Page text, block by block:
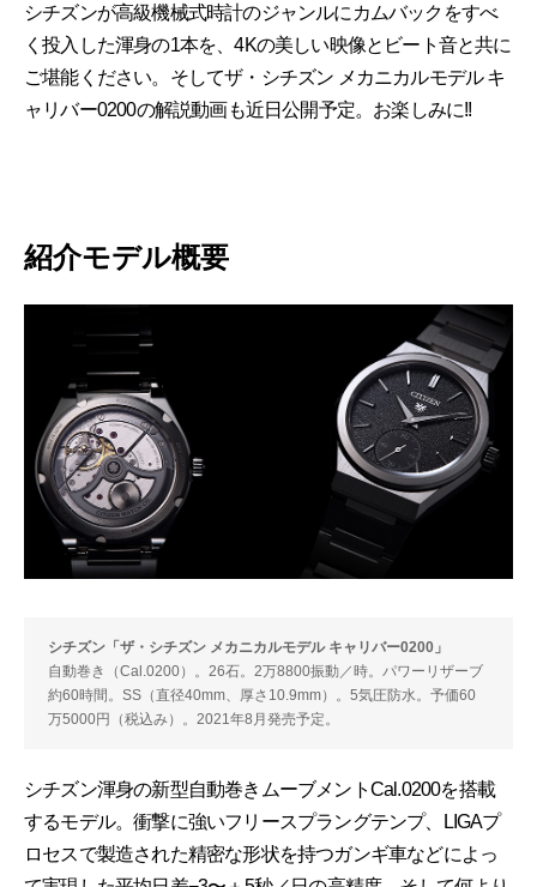
シチズンが高級機械式時計のジャンルにカムバックをすべ
く投入した渾身の1本を、4Kの美しい映像とビート音と共に
ご堪能ください。そしてザ・シチズン メカニカルモデル キ
ャリバー0200の解説動画も近日公開予定。お楽しみに!!
紹介モデル概要
シチズン「ザ・シチズン メカニカルモデル キャリバー0200」
自動巻き（Cal.0200）。26石。2万8800振動／時。パワーリザーブ
約60時間。SS（直径40mm、厚さ10.9mm）。5気圧防水。予価60
万5000円（税込み）。2021年8月発売予定。
シチズン渾身の新型自動巻きムーブメントCal.0200を搭載
するモデル。衝撃に強いフリースプラングテンプ、LIGAプ
ロセスで製造された精密な形状を持つガンギ車などによっ